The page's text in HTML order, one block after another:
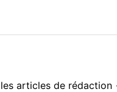
articles de